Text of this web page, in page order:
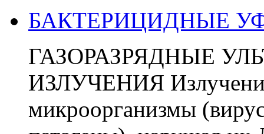
БАКТЕРИЦИДНЫЕ
ГАЗОРАЗРЯДНЫЕ
ИЗЛУЧЕНИЯ
микроорганизмы